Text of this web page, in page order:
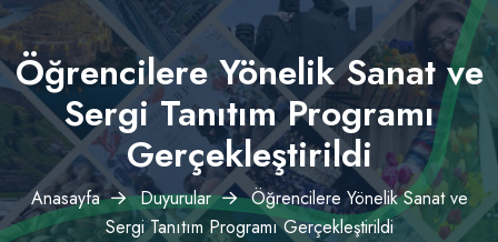
Öğrencilere Yönelik Sanat ve
Sergi Tanıtım Programı
Gerçekleştirildi
Anasayfa Duyurular
Öğrencilere Yönelik Sanat ve
Sergi Tanıtım Programı Gerçekleştirildi